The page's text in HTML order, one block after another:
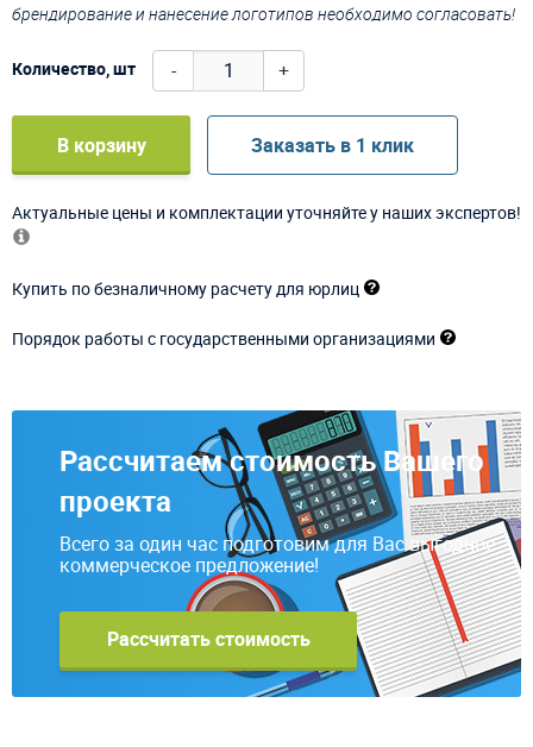
брендирование и нанесение логотипов необходимо согласовать!
Количество, шт - +
В корзину Заказать в 1 клик
Актуальные цены и комплектации уточняйте у наших экспертов!
Купить по безналичному расчету для юрлиц
Порядок работы с государственными организациями
Рассчитаем стоимость Вашего
проекта
Всего за один час подготовим для Вас выгодное
коммерческое предложение!
Рассчитать стоимость